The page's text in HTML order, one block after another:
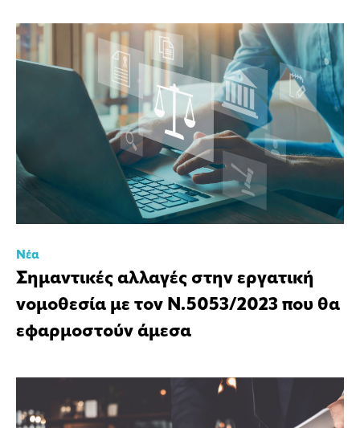
Νέα
Σημαντικές αλλαγές στην εργατική
νομοθεσία με τον Ν.5053/2023 που θα
εφαρμοστούν άμεσα